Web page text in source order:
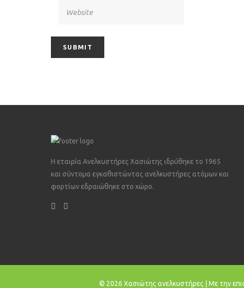
Η εταιρία Ανελκυστήρες Χασιώτης ιδρύθηκε το 1965
και σύντομα εγκαθιστώντας ανελκυστήρες ατόμων και
φορτίων εδραιώθηκε στο χώρο.
© 2026 Χασιώτης ανελκυστήρες | Με την